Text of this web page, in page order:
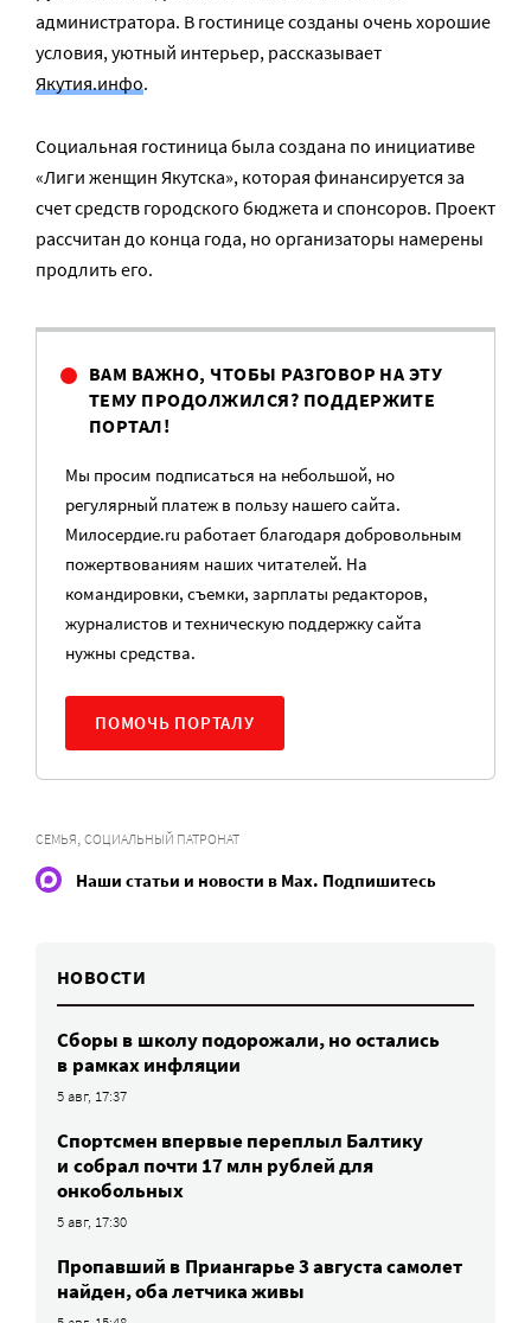
администратора. В гостинице созданы очень хорошие
условия, уютный интерьер, рассказывает
Якутия.инфо.
Социальная гостиница была создана по инициативе
«Лиги женщин Якутска», которая финансируется за
счет средств городского бюджета и спонсоров. Проект
рассчитан до конца года, но организаторы намерены
продлить его.
ВАМ ВАЖНО, ЧТОБЫ РАЗГОВОР НА ЭТУ
ТЕМУ ПРОДОЛЖИЛСЯ? ПОДДЕРЖИТЕ
ПОРТАЛ!
Мы просим подписаться на небольшой, но
регулярный платеж в пользу нашего сайта.
Милосердие.ru работает благодаря добровольным
пожертвованиям наших читателей. На
командировки, съемки, зарплаты редакторов,
журналистов и техническую поддержку сайта
нужны средства.
ПОМОЧЬ ПОРТАЛУ
СЕМЬЯ, СОЦИАЛЬНЫЙ ПАТРОНАТ
Наши статьи и новости в Max. Подпишитесь
НОВОСТИ
Сборы в школу подорожали, но остались
в рамках инфляции
5 авг, 17:37
Спортсмен впервые переплыл Балтику
и собрал почти 17 млн рублей для
онкобольных
5 авг, 17:30
Пропавший в Приангарье 3 августа самолет
найден, оба летчика живы